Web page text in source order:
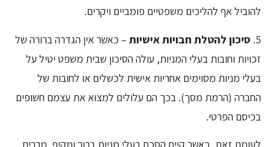
להוביל אף להליכים משפטיים פומביים ויקרים.
5. סיכון להטלת חבויות אישיות – כאשר אין הגדרה ברורה של
זכויות וחובות בעלי המניות, עולה הסיכון שבית משפט יטיל על
בעלי מניות מסוימים אחריות אישית לכשלים או לחובות של
החברה (הרמת מסך). בכך הם עלולים למצוא את עצמם חשופים
בכיסם הפרטי.